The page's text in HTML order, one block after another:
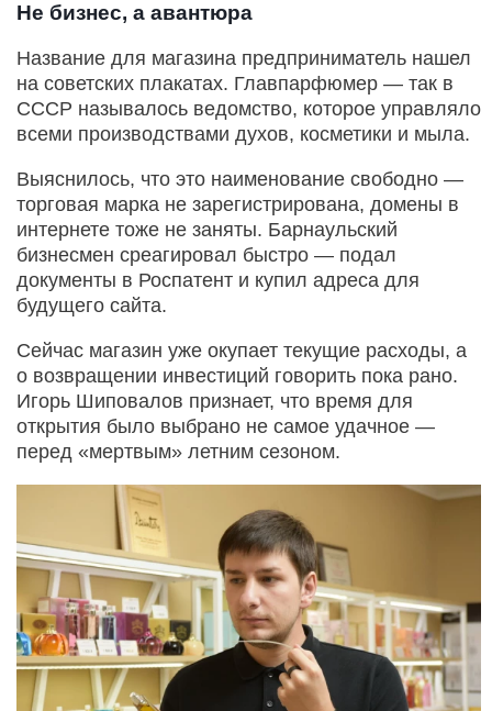
Не бизнес, а авантюра
Название для магазина предприниматель нашел
на советских плакатах. Главпарфюмер — так в
СССР называлось ведомство, которое управляло
всеми производствами духов, косметики и мыла.
Выяснилось, что это наименование свободно —
торговая марка не зарегистрирована, домены в
интернете тоже не заняты. Барнаульский
бизнесмен среагировал быстро — подал
документы в Роспатент и купил адреса для
будущего сайта.
Сейчас магазин уже окупает текущие расходы, а
о возвращении инвестиций говорить пока рано.
Игорь Шиповалов признает, что время для
открытия было выбрано не самое удачное —
перед «мертвым» летним сезоном.